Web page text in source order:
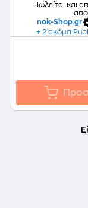
Πωλείται και
από
nok-Shop.gr
+ 2 ακόμα